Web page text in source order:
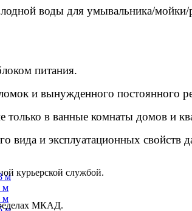
м
м
м
воды для умывальника/
питания.
и вынужденного постоянного
только в ванные комнаты домов и
вида и эксплуатационных свойств
курьерской службой.
МКАД.